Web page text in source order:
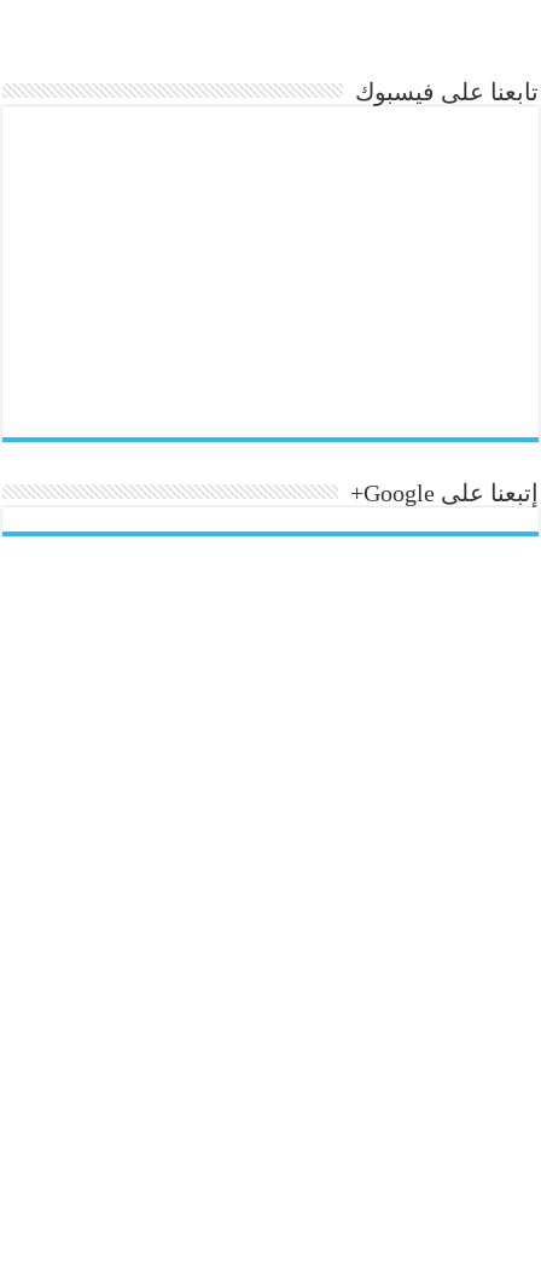
تابعنا على فيسبوك
إتبعنا على Google+